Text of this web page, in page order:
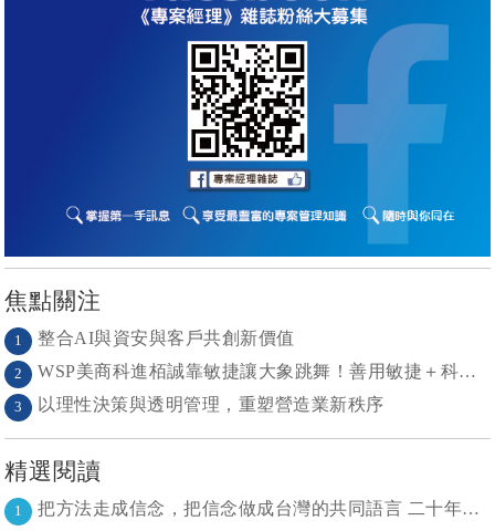
焦點關注
1 整合AI與資安與客戶共創新價值
2 WSP美商科進栢誠靠敏捷讓大象跳舞！善用敏捷＋科技力， 大型工程也能快速迭代
3 以理性決策與透明管理，重塑營造業新秩序
精選閱讀
1 把方法走成信念，把信念做成台灣的共同語言 二十年志業，陪伴台灣走過專案管理與敏捷轉型